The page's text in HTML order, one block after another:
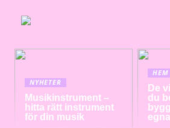
NYHETER
Musikinstrument –
hitta rätt instrument
för din musik
HEM
De
du